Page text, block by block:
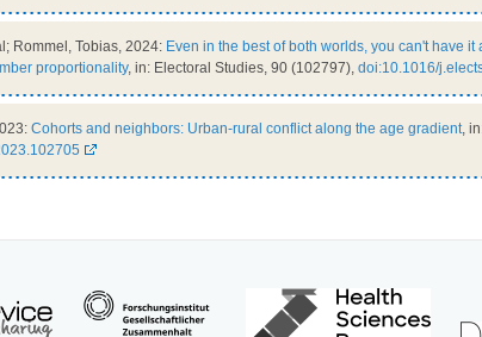
Rommel, Tobias, 2024: Even in the best of both worlds, you can't have it
proportionality, in: Electoral Studies, 90 (102797), doi:10.1016/
Cohorts and neighbors: Urban-rural conflict along the age gradient,